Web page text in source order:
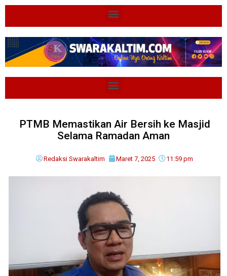
PTMB Memastikan Air Bersih ke Masjid
Selama Ramadan Aman
Redaksi Swarakaltim Maret 7, 2025 11:59 pm